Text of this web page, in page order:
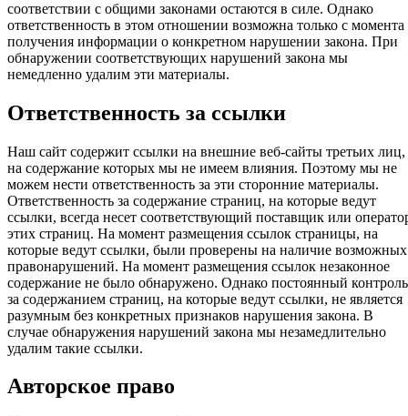
соответствии с общими законами остаются в силе. Однако
ответственность в этом отношении возможна только с момента
получения информации о конкретном нарушении закона. При
обнаружении соответствующих нарушений закона мы
немедленно удалим эти материалы.
Ответственность за ссылки
Наш сайт содержит ссылки на внешние веб-сайты третьих лиц,
на содержание которых мы не имеем влияния. Поэтому мы не
можем нести ответственность за эти сторонние материалы.
Ответственность за содержание страниц, на которые ведут
ссылки, всегда несет соответствующий поставщик или
этих страниц. На момент размещения ссылок страницы, на
которые ведут ссылки, были проверены на наличие возможных
правонарушений. На момент размещения ссылок незаконное
содержание не было обнаружено. Однако постоянный контроль
за содержанием страниц, на которые ведут ссылки, не является
разумным без конкретных признаков нарушения закона. В
случае обнаружения нарушений закона мы незамедлительно
удалим такие ссылки.
Авторское право